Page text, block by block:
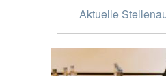
Aktuelle